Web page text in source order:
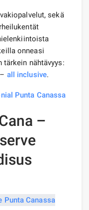
sekä
onneasi
nähtävyys:
all inclusive.
Punta Canassa
–